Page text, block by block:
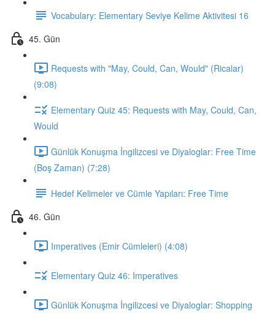
Vocabulary: Elementary Seviye Kelime Aktivitesi 16
45. Gün
Requests with "May, Could, Can, Would" (Ricalar)
(9:08)
Elementary Quiz 45: Requests with May, Could, Can,
Would
Günlük Konuşma İngilizcesi ve Diyaloglar: Free Time
(Boş Zaman) (7:28)
Hedef Kelimeler ve Cümle Yapıları: Free Time
46. Gün
Imperatives (Emir Cümleleri) (4:08)
Elementary Quiz 46: Imperatives
Günlük Konuşma İngilizcesi ve Diyaloglar: Shopping